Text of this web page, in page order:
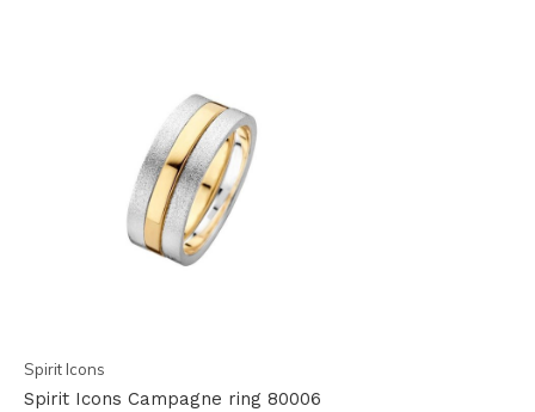
Spirit Icons
Spirit Icons Campagne ring 80006